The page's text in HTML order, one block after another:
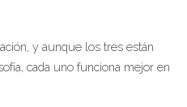
y aunque los tres están
cada uno funciona mejor en